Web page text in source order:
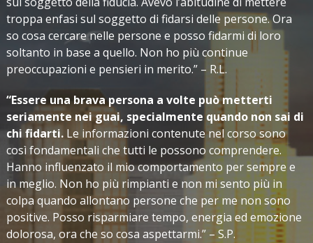
troppa enfasi sul soggetto di fidarsi delle persone. Ora
so cosa cercare nelle persone e posso fidarmi di loro
soltanto in base a quello. Non ho più continue
preoccupazioni e pensieri in merito.” – R.L.
“Essere una brava persona a volte può metterti
seriamente nei guai, specialmente quando non sai di
chi fidarti. Le informazioni contenute nel corso sono
così fondamentali che tutti le possono comprendere.
Hanno influenzato il mio comportamento per sempre e
in meglio. Non ho più rimpianti e non mi sento più in
colpa quando allontano persone che per me non sono
positive. Posso risparmiare tempo, energia ed emozione
dolorosa, ora che so cosa aspettarmi.” – S.P.